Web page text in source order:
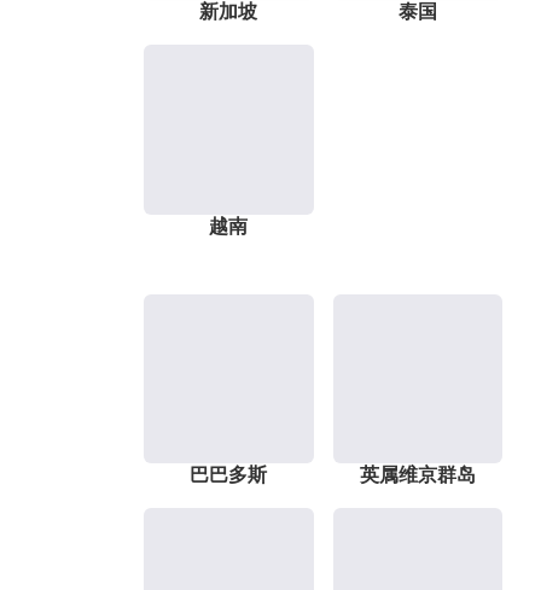
新加坡 泰国
越南
巴巴多斯 英属维京群岛